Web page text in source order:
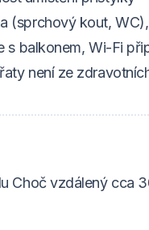
(sprchový kout,
balkonem, Wi-Fi
není ze
Choč vzdálený cca